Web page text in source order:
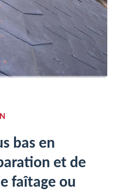
bas en
et de
faîtage ou